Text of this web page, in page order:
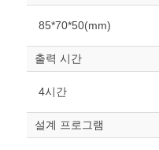
조정“ 버튼을 눌러주세요.
너비
높이
mm
85*70*50(mm)
출력 시간
4시간
설계 프로그램